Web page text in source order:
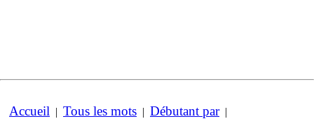
Accueil | Tous les mots | Débutant par|